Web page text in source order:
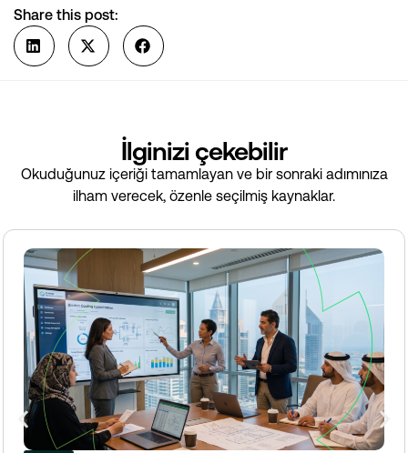
Share this post:
İlginizi çekebilir
Okuduğunuz içeriği tamamlayan ve bir sonraki adımınıza
ilham verecek, özenle seçilmiş kaynaklar.